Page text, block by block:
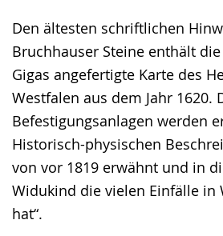
Den ältesten schriftlichen
Bruchhauser Steine enthält
Gigas angefertigte Karte des
Westfalen aus dem Jahr 1620.
Befestigungsanlagen werden
Historisch-physischen
von vor 1819 erwähnt und in
Widukind die vielen Einfälle in
hat“.